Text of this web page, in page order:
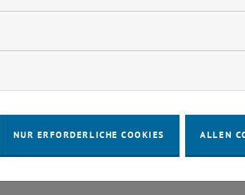
BARRIEREFREIHEITSERKLÄRUNG
COOKIEEINSTELLUNGEN
NUR ERFORDERLICHE COOKIES ALLEN